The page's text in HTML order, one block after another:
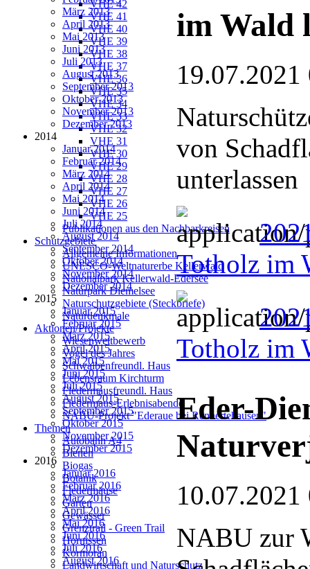
VHE 42
VHE 41
VHE 40
VHE 39
VHE 38
VHE 37
VHE 36
VHE 35
VHE 34
VHE 33
VHE 32
VHE 31
VHE 30
VHE 29
VHE 28
VHE 27
VHE 26
VHE 25
Publikationen aus den Nachbarkreisen
Schutzgebiete
Allgemeine Informationen
UNESCO-Weltnaturerbe Kellerwald
Nationalpark Kellerwald-Edersee
Naturpark Diemelsee
Naturschutzgebiete (Steckbriefe)
Naturdenkmale
Aktionen/Projekte
Wiesenwettbewerb
Vogel des Jahres
Schwalbenfreundl. Haus
Lebensraum Kirchturm
Fledermausfreundl. Haus
Fledermaus-Erlebnisabende
NABU-Projekt "Ederaue bei Rennertehausen"
Themen
Autobahn A4
Bienen
Biogas
Botanik
Fledermäuse
Garten
Gewässer
Grenztrail - Green Trail
Hornissen
Kormoran
Landwirtschaft und Naturschutz
März 2013
April 2013
Mai 2013
Juni 2013
Juli 2013
August 2013
September 2013
Oktober 2013
November 2013
Dezember 2013
2014
Januar 2014
Februar 2014
März 2014
April 2014
Mai 2014
Juni 2014
Juli 2014
August 2014
September 2014
Oktober 2014
November 2014
Dezember 2014
2015
Januar 2015
Februar 2015
März 2015
April 2015
Mai 2015
Juni 2015
Juli 2015
August 2015
September 2015
Oktober 2015
November 2015
Dezember 2015
2016
Januar 2016
Februar 2016
März 2016
April 2016
Mai 2016
Juni 2016
Juli 2016
August 2016
im Wald
19.07.2021
von
unterlassen
Totholz im
Totholz im
Eder-
10.07.2021
NABU zur